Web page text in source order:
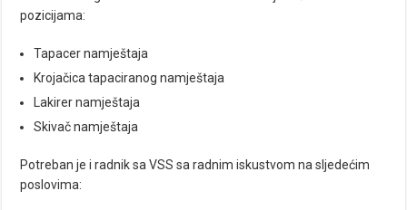
pozicijama:
Tapacer namještaja
Krojačica tapaciranog namještaja
Lakirer namještaja
Skivač namještaja
Potreban je i radnik sa VSS sa radnim iskustvom na sljedećim
poslovima: